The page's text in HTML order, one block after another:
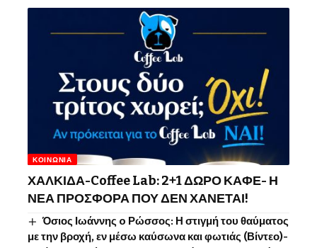
ΚΟΙΝΩΝΊΑ
ΧΑΛΚΙΔΑ-Coffee Lab: 2+1 ΔΩΡΟ ΚΑΦΕ- Η
ΝΕΑ ΠΡΟΣΦΟΡΑ ΠΟΥ ΔΕΝ ΧΑΝΕΤΑΙ!
Όσιος Ιωάννης o Ρώσσος: Η στιγμή του θαύματος
με την βροχή, εν μέσω καύσωνα και φωτιάς (Βίντεο)-